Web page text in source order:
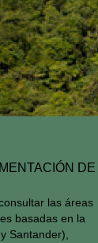
DE
las áreas
basadas en la
Santander),